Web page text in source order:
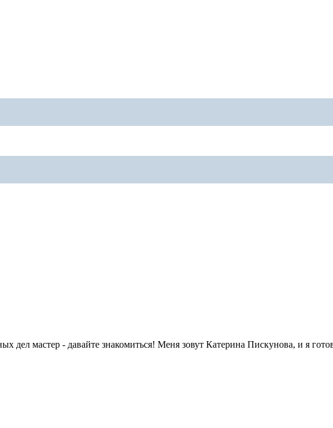
дел мастер - давайте знакомиться! Меня зовут Катерина Пискунова, и я